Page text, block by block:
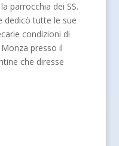
parrocchia dei SS.
dedicò tutte le sue
condizioni di
presso il
che diresse